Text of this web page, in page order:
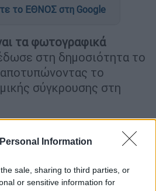
Information
sale, sharing to third parties, or
or sensitive information for
το ΕΘΝΟΣ στη Google
τα φωτογραφικά
στη δημοσιότητα το
το
σύγκρουσης στη
στέκονται με δέος
οποίος κατέπεσε σε